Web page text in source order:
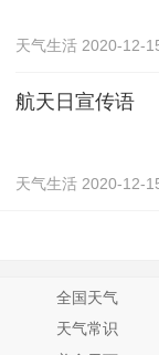
天气生活 2020-12-
航天日宣传语
天气生活 2020-12-
全国天气
天气常识